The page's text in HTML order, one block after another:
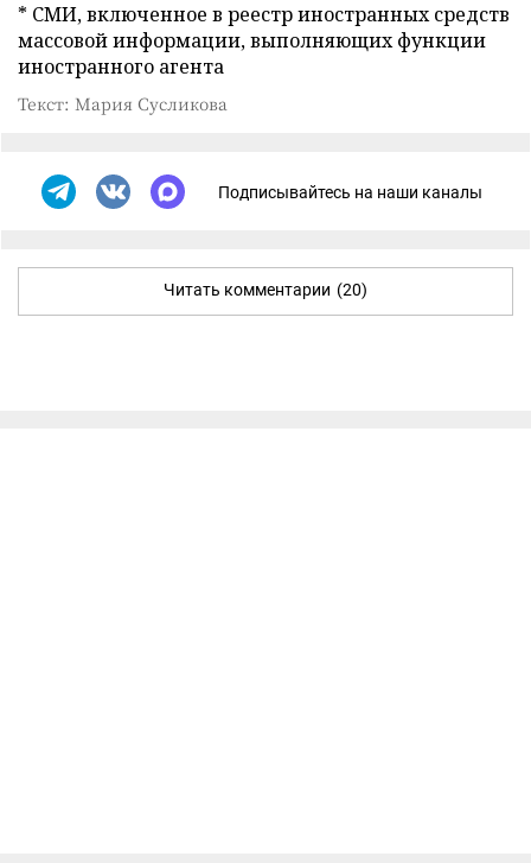
* СМИ, включенное в реестр иностранных средств
массовой информации, выполняющих функции
иностранного агента
Текст: Мария Сусликова
Подписывайтесь на наши каналы
Читать комментарии (20)